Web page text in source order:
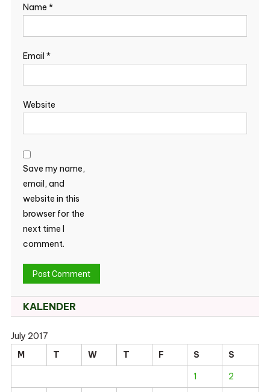
Name *
Email *
Website
Save my name,
email, and
website in this
browser for the
next time I
comment.
KALENDER
July 2017
M
T W T F S
S
1
2